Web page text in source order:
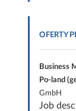
OFERTY
Business
Po-land
GmbH
Job